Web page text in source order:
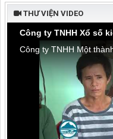
THƯ VIỆN VIDEO